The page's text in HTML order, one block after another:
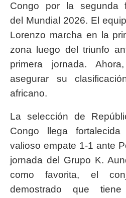
Congo por la segunda
del Mundial 2026. El
Lorenzo marcha en la
zona luego del triunfo
primera jornada.
asegurar su
africano.
La selección de
Congo llega
valioso empate 1-1 ante
jornada del Grupo K.
como favorita, el
demostrado que